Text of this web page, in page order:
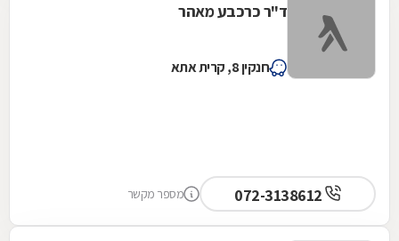
ד"ר כרכבע מאהר
חנקין 8, קרית אתא
מספר מקשר